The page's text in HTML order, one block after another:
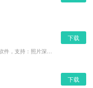
下载
下载